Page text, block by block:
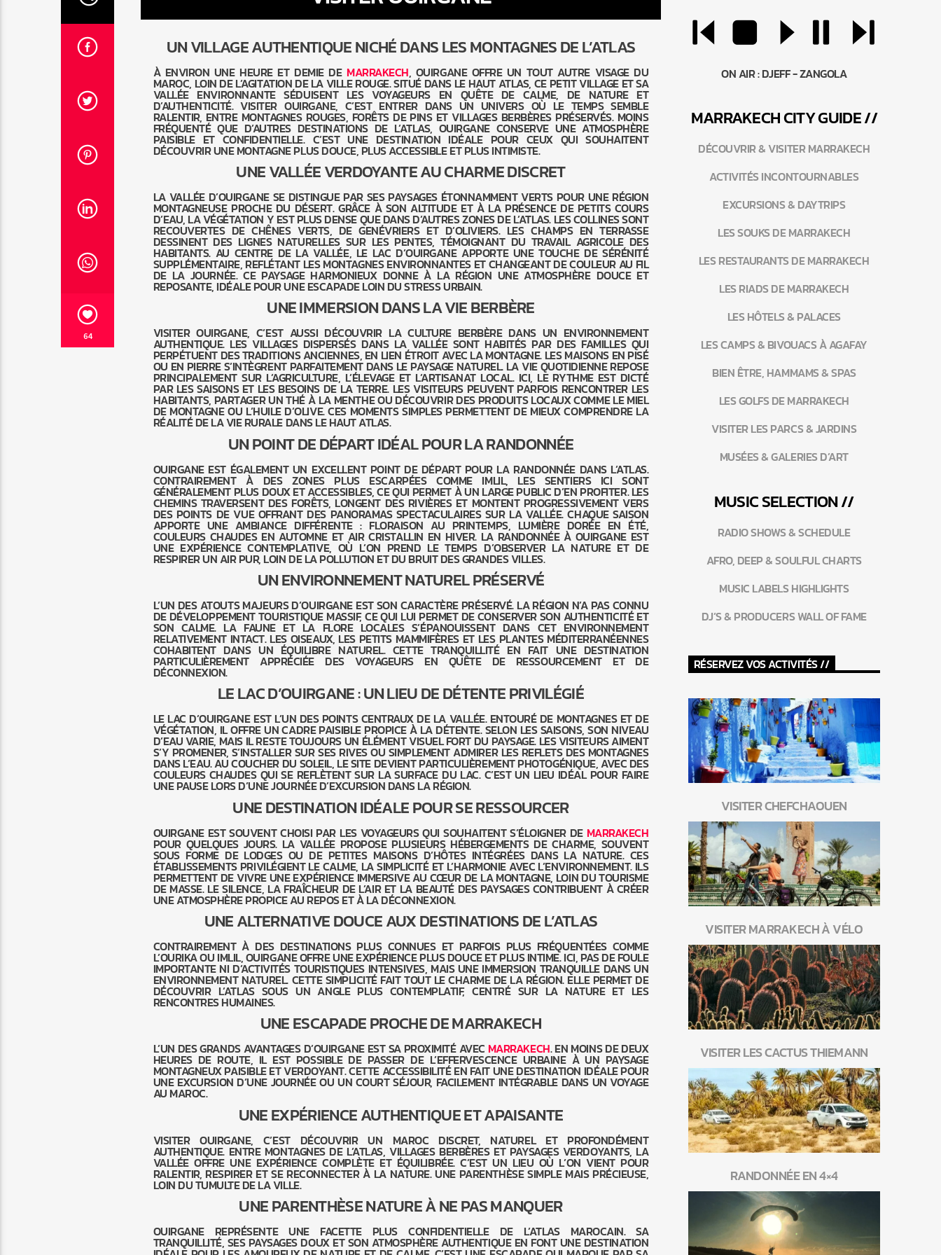
64
UN VILLAGE AUTHENTIQUE NICHÉ DANS LES MONTAGNES DE L’ATLAS
À ENVIRON UNE HEURE ET DEMIE DEMARRAKECH, OUIRGANE OFFRE UN TOUT AUTRE VISAGE DU
MAROC, LOIN DE L’AGITATION DE LA VILLE ROUGE. SITUÉ DANS LE HAUT ATLAS, CE PETIT VILLAGE ET SA
VALLÉE ENVIRONNANTE SÉDUISENT LES VOYAGEURS EN QUÊTE DE CALME, DE NATURE ET
D’AUTHENTICITÉ. VISITER OUIRGANE, C’EST ENTRER DANS UN UNIVERS OÙ LE TEMPS SEMBLE
RALENTIR, ENTRE MONTAGNES ROUGES, FORÊTS DE PINS ET VILLAGES BERBÈRES PRÉSERVÉS. MOINS
FRÉQUENTÉ QUE D’AUTRES DESTINATIONS DE L’ATLAS, OUIRGANE CONSERVE UNE ATMOSPHÈRE
PAISIBLE ET CONFIDENTIELLE. C’EST UNE DESTINATION IDÉALE POUR CEUX QUI SOUHAITENT
DÉCOUVRIR UNE MONTAGNE PLUS DOUCE, PLUS ACCESSIBLE ET PLUS INTIMISTE.
UNE VALLÉE VERDOYANTE AU CHARME DISCRET
LA VALLÉE D’OUIRGANE SE DISTINGUE PAR SES PAYSAGES ÉTONNAMMENT VERTS POUR UNE RÉGION
MONTAGNEUSE PROCHE DU DÉSERT. GRÂCE À SON ALTITUDE ET À LA PRÉSENCE DE PETITS COURS
D’EAU, LA VÉGÉTATION Y EST PLUS DENSE QUE DANS D’AUTRES ZONES DE L’ATLAS. LES COLLINES SONT
RECOUVERTES DE CHÊNES VERTS, DE GENÉVRIERS ET D’OLIVIERS. LES CHAMPS EN TERRASSE
DESSINENT DES LIGNES NATURELLES SUR LES PENTES, TÉMOIGNANT DU TRAVAIL AGRICOLE DES
HABITANTS. AU CENTRE DE LA VALLÉE, LE LAC D’OUIRGANE APPORTE UNE TOUCHE DE SÉRÉNITÉ
SUPPLÉMENTAIRE, REFLÉTANT LES MONTAGNES ENVIRONNANTES ET CHANGEANT DE COULEUR AU FIL
DE LA JOURNÉE. CE PAYSAGE HARMONIEUX DONNE À LA RÉGION UNE ATMOSPHÈRE DOUCE ET
REPOSANTE, IDÉALE POUR UNE ESCAPADE LOIN DU STRESS URBAIN.
UNE IMMERSION DANS LA VIE BERBÈRE
VISITER OUIRGANE, C’EST AUSSI DÉCOUVRIR LA CULTURE BERBÈRE DANS UN ENVIRONNEMENT
AUTHENTIQUE. LES VILLAGES DISPERSÉS DANS LA VALLÉE SONT HABITÉS PAR DES FAMILLES QUI
PERPÉTUENT DES TRADITIONS ANCIENNES, EN LIEN ÉTROIT AVEC LA MONTAGNE. LES MAISONS EN PISÉ
OU EN PIERRE S’INTÈGRENT PARFAITEMENT DANS LE PAYSAGE NATUREL. LA VIE QUOTIDIENNE REPOSE
PRINCIPALEMENT SUR L’AGRICULTURE, L’ÉLEVAGE ET L’ARTISANAT LOCAL. ICI, LE RYTHME EST DICTÉ
PAR LES SAISONS ET LES BESOINS DE LA TERRE. LES VISITEURS PEUVENT PARFOIS RENCONTRER LES
HABITANTS, PARTAGER UN THÉ À LA MENTHE OU DÉCOUVRIR DES PRODUITS LOCAUX COMME LE MIEL
DE MONTAGNE OU L’HUILE D’OLIVE. CES MOMENTS SIMPLES PERMETTENT DE MIEUX COMPRENDRE LA
RÉALITÉ DE LA VIE RURALE DANS LE HAUT ATLAS.
UN POINT DE DÉPART IDÉAL POUR LA RANDONNÉE
OUIRGANE EST ÉGALEMENT UN EXCELLENT POINT DE DÉPART POUR LA RANDONNÉE DANS L’ATLAS.
CONTRAIREMENT À DES ZONES PLUS ESCARPÉES COMME IMLIL, LES SENTIERS ICI SONT
GÉNÉRALEMENT PLUS DOUX ET ACCESSIBLES, CE QUI PERMET À UN LARGE PUBLIC D’EN PROFITER. LES
CHEMINS TRAVERSENT DES FORÊTS, LONGENT DES RIVIÈRES ET MONTENT PROGRESSIVEMENT VERS
DES POINTS DE VUE OFFRANT DES PANORAMAS SPECTACULAIRES SUR LA VALLÉE. CHAQUE SAISON
APPORTE UNE AMBIANCE DIFFÉRENTE : FLORAISON AU PRINTEMPS, LUMIÈRE DORÉE EN ÉTÉ,
COULEURS CHAUDES EN AUTOMNE ET AIR CRISTALLIN EN HIVER. LA RANDONNÉE À OUIRGANE EST
UNE EXPÉRIENCE CONTEMPLATIVE, OÙ L’ON PREND LE TEMPS D’OBSERVER LA NATURE ET DE
RESPIRER UN AIR PUR, LOIN DE LA POLLUTION ET DU BRUIT DES GRANDES VILLES.
UN ENVIRONNEMENT NATUREL PRÉSERVÉ
L’UN DES ATOUTS MAJEURS D’OUIRGANE EST SON CARACTÈRE PRÉSERVÉ. LA RÉGION N’A PAS CONNU
DE DÉVELOPPEMENT TOURISTIQUE MASSIF, CE QUI LUI PERMET DE CONSERVER SON AUTHENTICITÉ ET
SON CALME. LA FAUNE ET LA FLORE LOCALES S’ÉPANOUISSENT DANS CET ENVIRONNEMENT
RELATIVEMENT INTACT. LES OISEAUX, LES PETITS MAMMIFÈRES ET LES PLANTES MÉDITERRANÉENNES
COHABITENT DANS UN ÉQUILIBRE NATUREL. CETTE TRANQUILLITÉ EN FAIT UNE DESTINATION
PARTICULIÈREMENT APPRÉCIÉE DES VOYAGEURS EN QUÊTE DE RESSOURCEMENT ET DE
DÉCONNEXION.
LE LAC D’OUIRGANE : UN LIEU DE DÉTENTE PRIVILÉGIÉ
LE LAC D’OUIRGANE EST L’UN DES POINTS CENTRAUX DE LA VALLÉE. ENTOURÉ DE MONTAGNES ET DE
VÉGÉTATION, IL OFFRE UN CADRE PAISIBLE PROPICE À LA DÉTENTE. SELON LES SAISONS, SON NIVEAU
D’EAU VARIE, MAIS IL RESTE TOUJOURS UN ÉLÉMENT VISUEL FORT DU PAYSAGE. LES VISITEURS AIMENT
S’Y PROMENER, S’INSTALLER SUR SES RIVES OU SIMPLEMENT ADMIRER LES REFLETS DES MONTAGNES
DANS L’EAU. AU COUCHER DU SOLEIL, LE SITE DEVIENT PARTICULIÈREMENT PHOTOGÉNIQUE, AVEC DES
COULEURS CHAUDES QUI SE REFLÈTENT SUR LA SURFACE DU LAC. C’EST UN LIEU IDÉAL POUR FAIRE
UNE PAUSE LORS D’UNE JOURNÉE D’EXCURSION DANS LA RÉGION.
UNE DESTINATION IDÉALE POUR SE RESSOURCER
OUIRGANE EST SOUVENT CHOISI PAR LES VOYAGEURS QUI SOUHAITENT S’ÉLOIGNER DE MARRAKECH
POUR QUELQUES JOURS. LA VALLÉE PROPOSE PLUSIEURS HÉBERGEMENTS DE CHARME, SOUVENT
SOUS FORME DE LODGES OU DE PETITES MAISONS D’HÔTES INTÉGRÉES DANS LA NATURE. CES
ÉTABLISSEMENTS PRIVILÉGIENT LE CALME, LA SIMPLICITÉ ET L’HARMONIE AVEC L’ENVIRONNEMENT. ILS
PERMETTENT DE VIVRE UNE EXPÉRIENCE IMMERSIVE AU CŒUR DE LA MONTAGNE, LOIN DU TOURISME
DE MASSE. LE SILENCE, LA FRAÎCHEUR DE L’AIR ET LA BEAUTÉ DES PAYSAGES CONTRIBUENT À CRÉER
UNE ATMOSPHÈRE PROPICE AU REPOS ET À LA DÉCONNEXION.
UNE ALTERNATIVE DOUCE AUX DESTINATIONS DE L’ATLAS
CONTRAIREMENT À DES DESTINATIONS PLUS CONNUES ET PARFOIS PLUS FRÉQUENTÉES COMME
L’OURIKA OU IMLIL, OUIRGANE OFFRE UNE EXPÉRIENCE PLUS DOUCE ET PLUS INTIME. ICI, PAS DE FOULE
IMPORTANTE NI D’ACTIVITÉS TOURISTIQUES INTENSIVES, MAIS UNE IMMERSION TRANQUILLE DANS UN
ENVIRONNEMENT NATUREL. CETTE SIMPLICITÉ FAIT TOUT LE CHARME DE LA RÉGION. ELLE PERMET DE
DÉCOUVRIR L’ATLAS SOUS UN ANGLE PLUS CONTEMPLATIF, CENTRÉ SUR LA NATURE ET LES
RENCONTRES HUMAINES.
UNE ESCAPADE PROCHE DE MARRAKECH
L’UN DES GRANDS AVANTAGES D’OUIRGANE EST SA PROXIMITÉ AVEC MARRAKECH. EN MOINS DE DEUX
HEURES DE ROUTE, IL EST POSSIBLE DE PASSER DE L’EFFERVESCENCE URBAINE À UN PAYSAGE
MONTAGNEUX PAISIBLE ET VERDOYANT. CETTE ACCESSIBILITÉ EN FAIT UNE DESTINATION IDÉALE POUR
UNE EXCURSION D’UNE JOURNÉE OU UN COURT SÉJOUR, FACILEMENT INTÉGRABLE DANS UN VOYAGE
AU MAROC.
UNE EXPÉRIENCE AUTHENTIQUE ET APAISANTE
VISITER OUIRGANE, C’EST DÉCOUVRIR UN MAROC DISCRET, NATUREL ET PROFONDÉMENT
AUTHENTIQUE. ENTRE MONTAGNES DE L’ATLAS, VILLAGES BERBÈRES ET PAYSAGES VERDOYANTS, LA
VALLÉE OFFRE UNE EXPÉRIENCE COMPLÈTE ET ÉQUILIBRÉE. C’EST UN LIEU OÙ L’ON VIENT POUR
RALENTIR, RESPIRER ET SE RECONNECTER À LA NATURE. UNE PARENTHÈSE SIMPLE MAIS PRÉCIEUSE,
LOIN DU TUMULTE DE LA VILLE.
UNE PARENTHÈSE NATURE À NE PAS MANQUER
OUIRGANE REPRÉSENTE UNE FACETTE PLUS CONFIDENTIELLE DE L’ATLAS MAROCAIN. SA
TRANQUILLITÉ, SES PAYSAGES DOUX ET SON ATMOSPHÈRE AUTHENTIQUE EN FONT UNE DESTINATION
ON AIR :DJEFF - ZANGOLA
MARRAKECHCITY GUIDE //
DÉCOUVRIR & VISITER MARRAKECH
ACTIVITÉS INCONTOURNABLES
EXCURSIONS & DAYTRIPS
LES SOUKS DE MARRAKECH
LES RESTAURANTS DE MARRAKECH
LES RIADS DE MARRAKECH
LES HÔTELS & PALACES
LES CAMPS & BIVOUACS À AGAFAY
BIEN ÊTRE, HAMMAMS & SPAS
LES GOLFS DE MARRAKECH
VISITER LES PARCS & JARDINS
MUSÉES & GALERIES D’ART
MUSIC SELECTION //
RADIO SHOWS & SCHEDULE
AFRO, DEEP & SOULFUL CHARTS
MUSIC LABELS HIGHLIGHTS
DJ’S & PRODUCERS WALL OF FAME
RÉSERVEZ VOS ACTIVITÉS //
VISITER CHEFCHAOUEN
VISITER MARRAKECH À VÉLO
VISITER LES CACTUS THIEMANN
RANDONNÉE EN 4×4